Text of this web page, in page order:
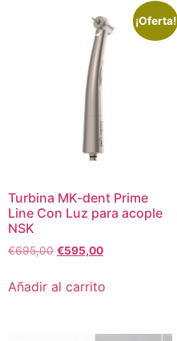
¡Oferta!
Turbina MK-dent Prime
Line Con Luz para acople
NSK
€695,00 €595,00
Añadir al carrito